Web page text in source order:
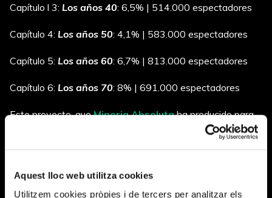
Aquest lloc web utilitza cookies
Utilitzem cookies pròpies i de tercers per analitzar els
Capítulo l 3: Los años 40: 6,5% | 514.000 espectadores
Capítulo 4: Los años 50: 4,1% | 583.000 espectadores
Capítulo 5: Los años 60: 6,7% | 813.000 espectadores
Capítulo 6: Los años 70: 8% | 691.000 espectadores
Este proyecto, queMinoria Absolutaha producido para
RTVE, es una ambiciosa producción de 6 capítulos de 1
hora de duración cada uno de ellos, que retrata el siglo XX
través de un procesos de coloreado se pueden ver